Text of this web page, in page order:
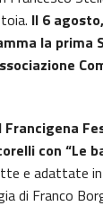
Il 6
la prima
Francigena
con “Le
e adattate
di Franco